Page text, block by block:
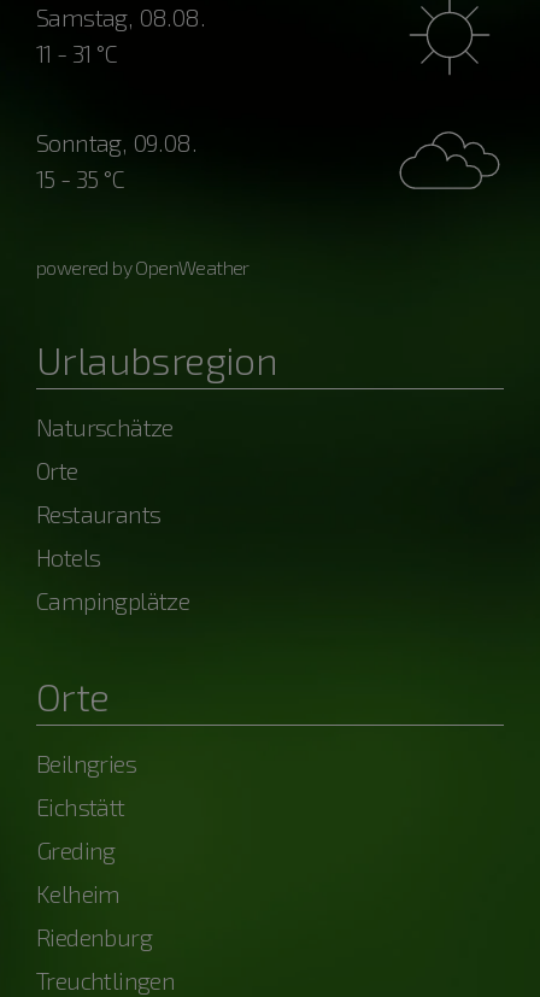
Samstag, 08.08.
11 - 31 °C
Sonntag, 09.08.
15 - 35 °C
powered by OpenWeather
Urlaubsregion
Naturschätze
Orte
Restaurants
Hotels
Campingplätze
Orte
Beilngries
Eichstätt
Greding
Kelheim
Riedenburg
Treuchtlingen